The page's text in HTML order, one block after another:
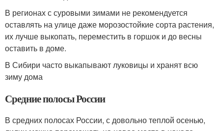
В регионах с суровыми зимами не рекомендуется
оставлять на улице даже морозостойкие сорта растения,
их лучше выкопать, переместить в горшок и до весны
оставить в доме.
В Сибири часто выкапывают луковицы и хранят всю
зиму дома
Средние полосы России
В средних полосах России, с довольно теплой осенью,